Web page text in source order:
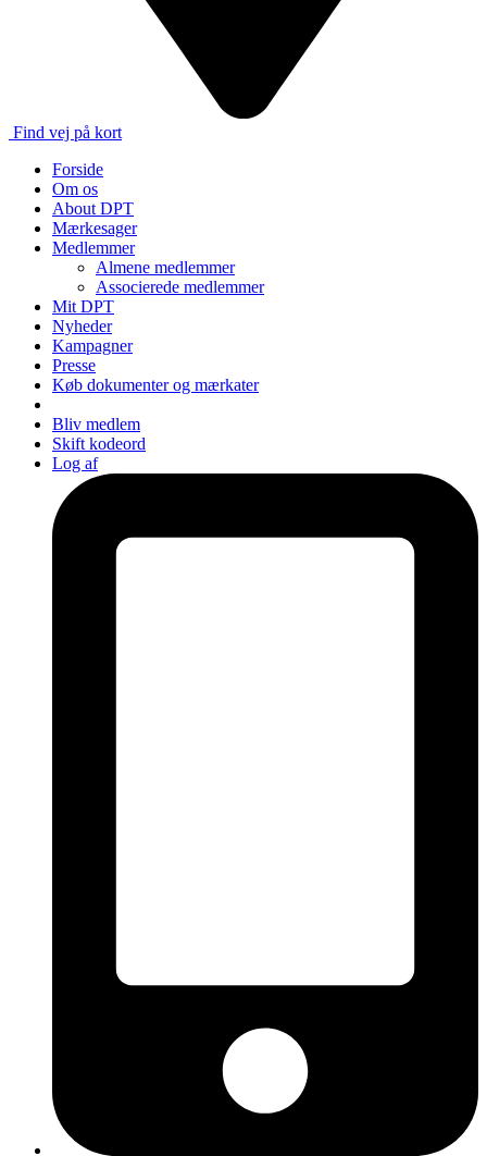
Find vej på kort
Forside
Om os
About DPT
Mærkesager
Medlemmer
Almene medlemmer
Associerede medlemmer
Mit DPT
Nyheder
Kampagner
Presse
Køb dokumenter og mærkater
Bliv medlem
Skift kodeord
Log af